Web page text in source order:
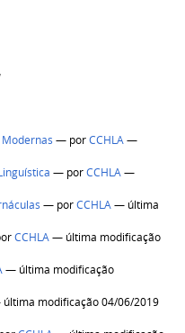
— porCCHLA—
— porCCHLA—
— porCCHLA— última
CCHLA— última modificação
— última modificação
modificação 04/06/2019